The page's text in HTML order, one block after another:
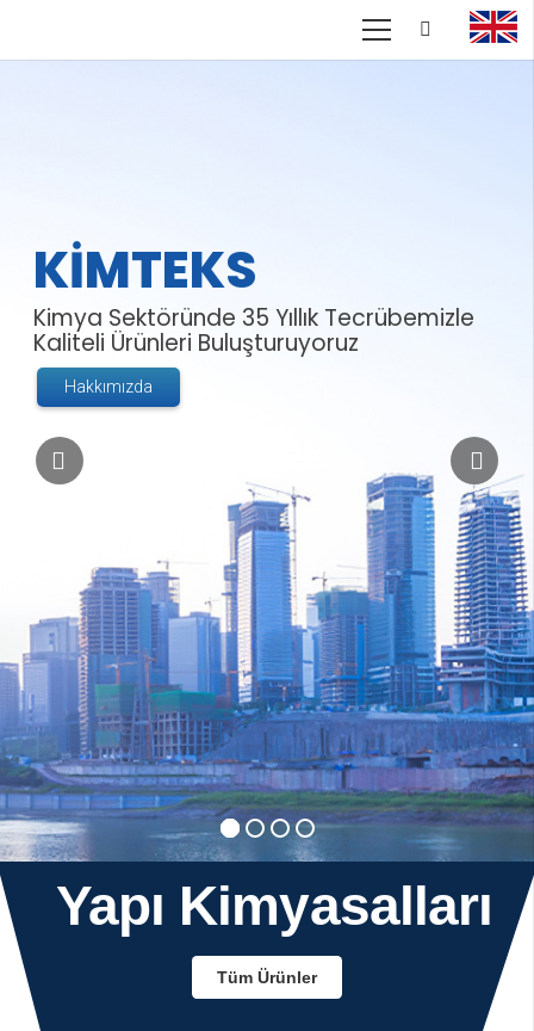
Kimya Sektöründe 35 Yıllık Tecrübemizle
Kaliteli Ürünleri Buluşturuyoruz
KİMTEKS
Hakkımızda
Yapı Kimyasalları
Tüm Ürünler